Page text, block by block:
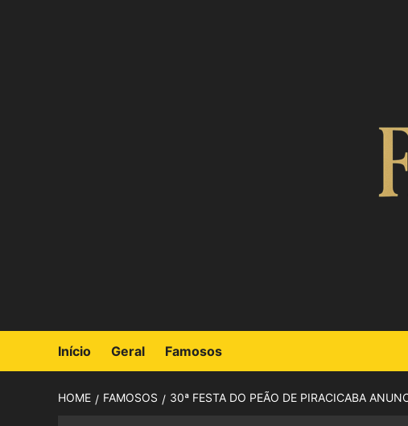
Início Geral Famosos
HOME FAMOSOS 30ª FESTA DO PEÃO DE PIRACICABA